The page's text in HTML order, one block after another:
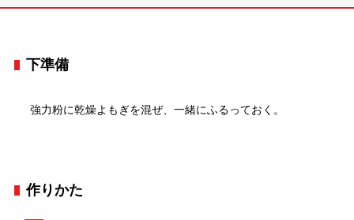
下準備
強力粉に乾燥よもぎを混ぜ、一緒にふるっておく。
作りかた